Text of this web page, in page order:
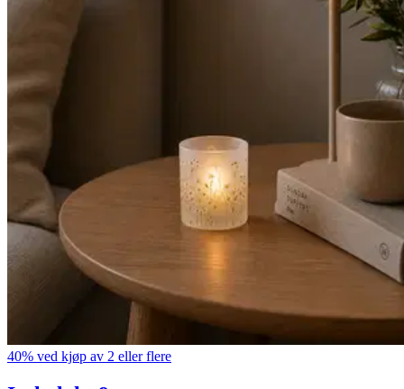
40% ved kjøp av 2 eller flere